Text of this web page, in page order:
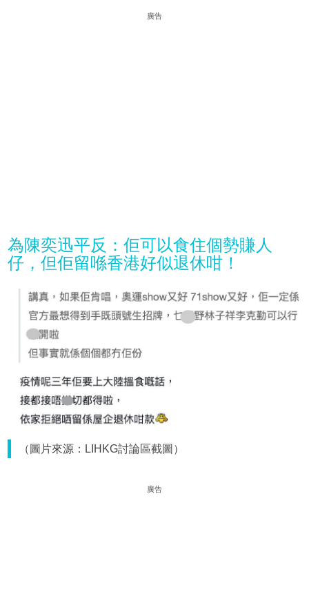
廣告
為陳奕迅平反：佢可以食住個勢賺人
仔，但佢留喺香港好似退休咁！
（圖片來源：LIHKG討論區截圖）
廣告